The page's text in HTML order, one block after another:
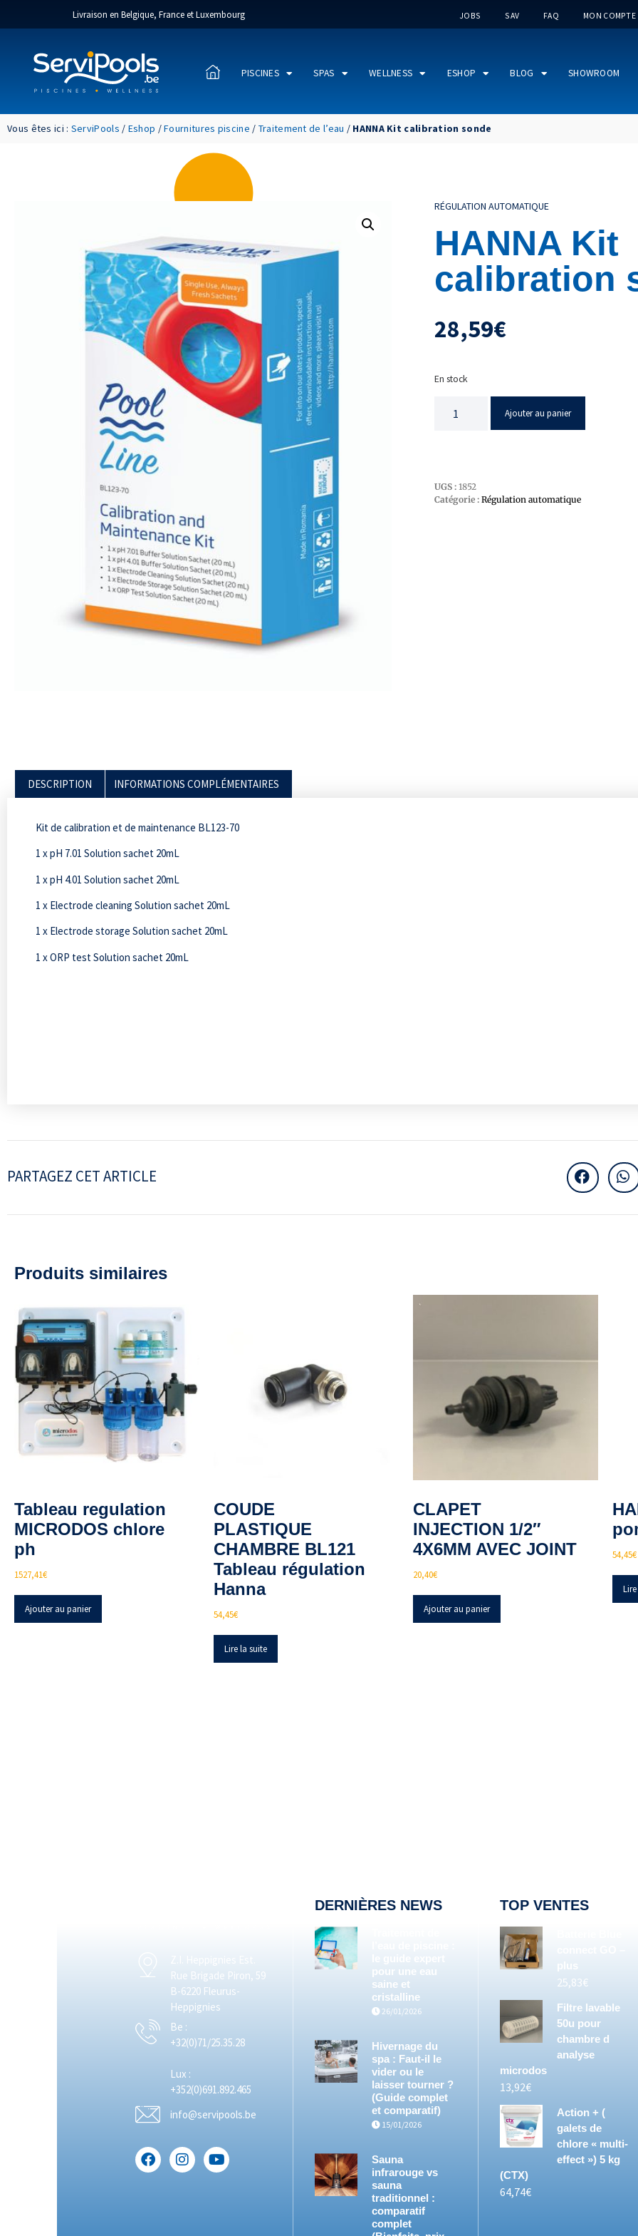
Livraison en Belgique, France et Luxembourg JOBS SAV FAQ MON COMPTE
PISCINES SPAS WELLNESS ESHOP BLOG SHOWROOM
Vous êtes ici : ServiPools / Eshop /Fournitures piscine / Traitement de l’eau / HANNA Kit calibration sonde
RÉGULATION AUTOMATIQUE
HANNA Kit
calibration
28,59€
En stock
Ajouter au panier
UGS : 1852
Catégorie : Régulation automatique
DESCRIPTION INFORMATIONS COMPLÉMENTAIRES
Kit de calibration et de maintenance BL123-70
1 x pH 7.01 Solution sachet 20mL
1 x pH 4.01 Solution sachet 20mL
1 x Electrode cleaning Solution sachet 20mL
1 x Electrode storage Solution sachet 20mL
1 x ORP test Solution sachet 20mL
PARTAGEZ CET ARTICLE
Produits similaires
Tableau regulation
MICRODOS chlore
ph
1527,41€
Ajouter au panier
COUDE
PLASTIQUE
CHAMBRE BL121
Tableau régulation
Hanna
54,45€
Lire la suite
CLAPET
INJECTION 1/2″
4X6MM AVEC JOINT
20,40€
Ajouter au panier
54,45€
Rue Brigade Piron, 59
B-6220 Fleurus-
Heppignies
Be :
+32(0)71/25.35.28
Lux :
+352(0)691.892.465
info@servipools.be
DERNIÈRES NEWS
pour une eau
saine et
cristalline
26/01/2026
Hivernage du
spa : Faut-il le
vider ou le
laisser tourner ?
(Guide complet
et comparatif)
15/01/2026
Sauna
infrarouge vs
sauna
traditionnel :
comparatif
complet
TOP VENTES
plus
25,83€
Filtre lavable
50u pour
chambre d
analyse
microdos
13,92€
Action + (
galets de
chlore « multi-
effect ») 5 kg
(CTX)
64,74€